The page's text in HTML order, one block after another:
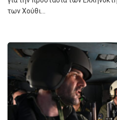
των Χούθι…